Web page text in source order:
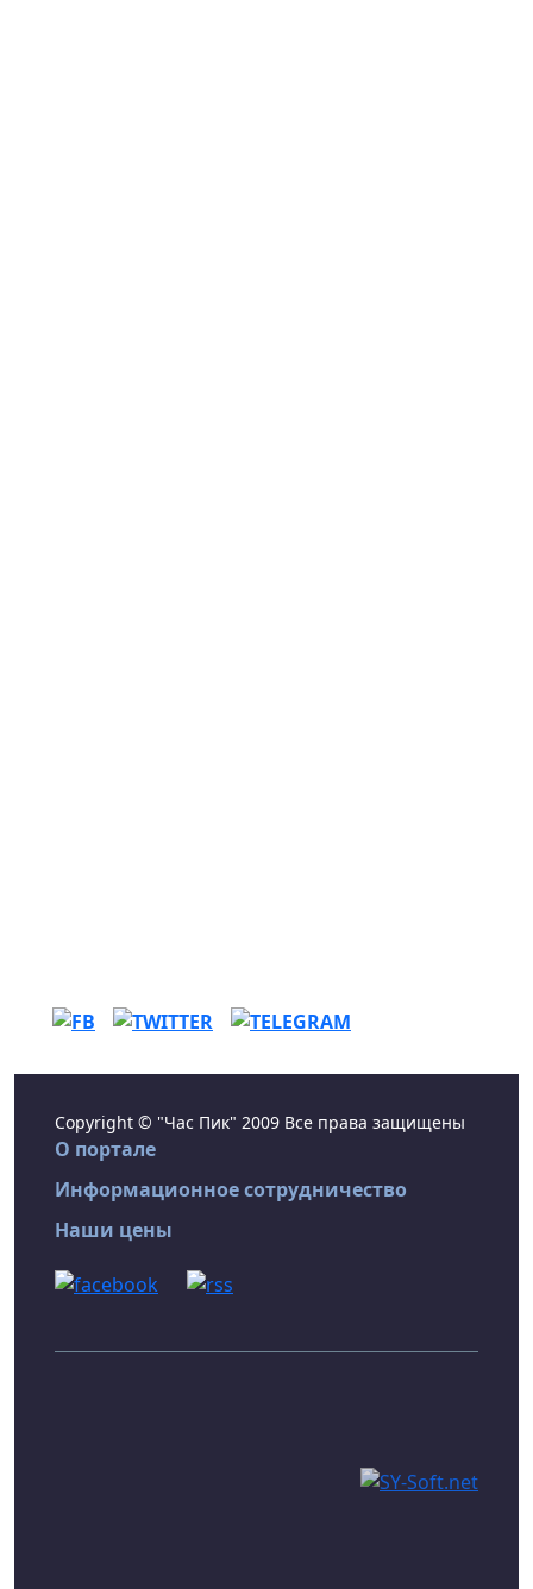
Copyright © "Час Пик" 2009 Все права защищены
О портале
Информационное сотрудничество
Наши цены